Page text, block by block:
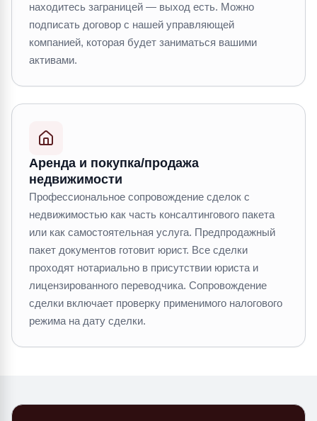
находитесь заграницей — выход есть. Можно
подписать договор с нашей управляющей
компанией, которая будет заниматься вашими
активами.
Аренда и покупка/продажа
недвижимости
Профессиональное сопровождение сделок с
недвижимостью как часть консалтингового пакета
или как самостоятельная услуга. Предпродажный
пакет документов готовит юрист. Все сделки
проходят нотариально в присутствии юриста и
лицензированного переводчика. Сопровождение
сделки включает проверку применимого налогового
режима на дату сделки.